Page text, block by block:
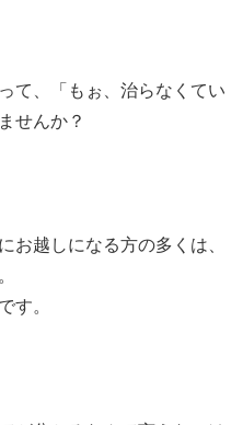
て、「もぉ、治らなくてい
せんか？
お越しになる方の多くは、
す。